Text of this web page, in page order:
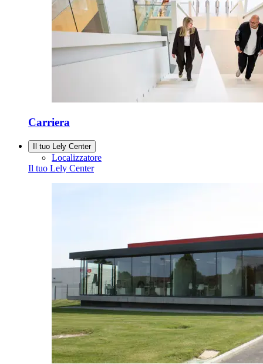
Carriera
Il tuo Lely Center
Localizzatore
Il tuo Lely Center